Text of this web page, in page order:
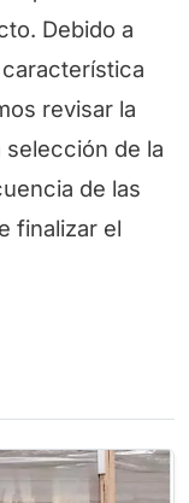
Debido a
revisar la
selección de la
de las
finalizar el